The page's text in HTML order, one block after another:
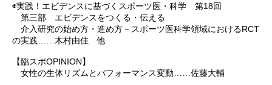
◉実践！エビデンスに基づくスポーツ医・科学 第18回
第三部 エビデンスをつくる・伝える
介入研究の始め方・進め方－スポーツ医科学領域におけるRCT
の実践……木村由佳 他
【臨スポOPINION】
女性の生体リズムとパフォーマンス変動……佐藤大輔